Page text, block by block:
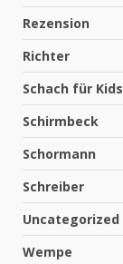
Rezension
Richter
Schach für Kids
Schirmbeck
Schormann
Schreiber
Uncategorized
Wempe